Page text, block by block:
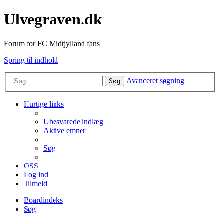
Ulvegraven.dk
Forum for FC Midtjylland fans
Spring til indhold
Søg Avanceret søgning
Hurtige links
Ubesvarede indlæg
Aktive emner
Søg
OSS
Log ind
Tilmeld
Boardindeks
Søg